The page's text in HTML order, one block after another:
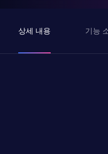
상세 내용 기능